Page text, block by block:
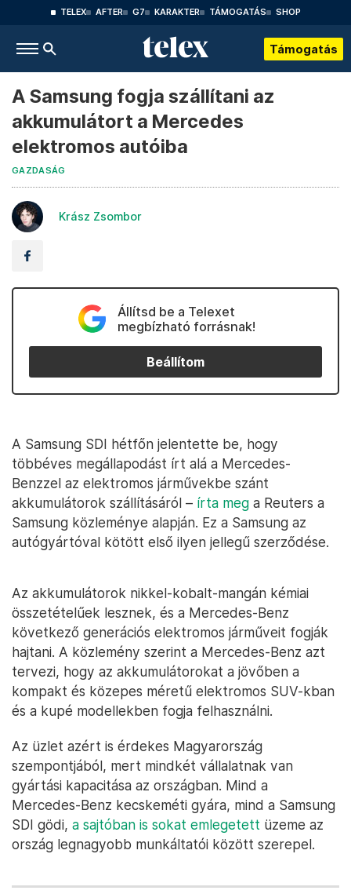
TELEX AFTER G7 KARAKTER TÁMOGATÁS SHOP
Támogatás
A Samsung fogja szállítani az
akkumulátort a Mercedes
elektromos autóiba
GAZDASÁG
Krász Zsombor
Állítsd be a Telexet
megbízható forrásnak!
Beállítom
A Samsung SDI hétfőn jelentette be, hogy
többéves megállapodást írt alá a Mercedes-
Benzzel az elektromos járművekbe szánt
akkumulátorok szállításáról – írta meg a Reuters a
Samsung közleménye alapján. Ez a Samsung az
autógyártóval kötött első ilyen jellegű szerződése.
Az akkumulátorok nikkel-kobalt-mangán kémiai
összetételűek lesznek, és a Mercedes-Benz
következő generációs elektromos járműveit fogják
hajtani. A közlemény szerint a Mercedes-Benz azt
tervezi, hogy az akkumulátorokat a jövőben a
kompakt és közepes méretű elektromos SUV-kban
és a kupé modellekben fogja felhasználni.
Az üzlet azért is érdekes Magyarország
szempontjából, mert mindkét vállalatnak van
gyártási kapacitása az országban. Mind a
Mercedes-Benz kecskeméti gyára, mind a Samsung
SDI gödi, a sajtóban is sokat emlegetett üzeme az
ország legnagyobb munkáltatói között szerepel.